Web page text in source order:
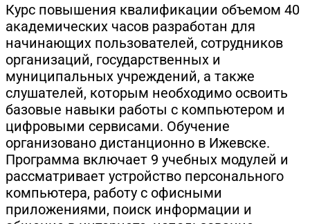
Курс повышения квалификации объемом 40
академических часов разработан для
начинающих пользователей, сотрудников
организаций, государственных и
муниципальных учреждений, а также
слушателей, которым необходимо освоить
базовые навыки работы с компьютером и
цифровыми сервисами. Обучение
организовано дистанционно в Ижевске.
Программа включает 9 учебных модулей и
рассматривает устройство персонального
компьютера, работу с офисными
приложениями, поиск информации и